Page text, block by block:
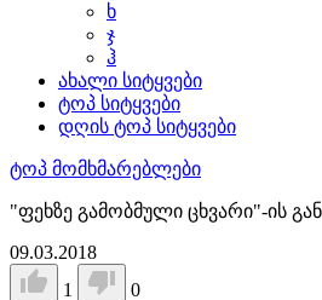
ხ
ჯ
ჰ
ახალი სიტყვები
ტოპ სიტყვები
დღის ტოპ სიტყვები
ტოპ მომხმარებლები
"ფეხზე გამობმული ცხვარი"-ის
09.03.2018
1
0